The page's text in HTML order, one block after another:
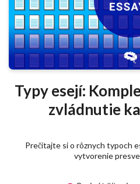
Typy esejí:
zvládnutie
Prečítajte si o rôznych typoch
vytvorenie